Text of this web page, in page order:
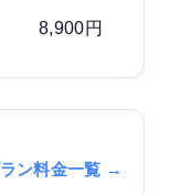
8,900円
ン料金一覧 →